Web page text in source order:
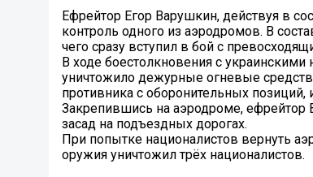
Ефрейтор Егор Варушкин, действуя в
контроль одного из аэродромов. В
чего сразу вступил в бой с
В ходе боестолкновения с украинскими
уничтожило дежурные огневые
противника с оборонительных
Закрепившись на аэродроме, ефрейтор
засад на подъездных дорогах.
При попытке националистов вернуть
оружия уничтожил трёх националистов.